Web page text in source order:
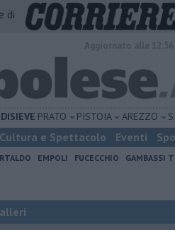
di
PRATO PISTOIA AREZZO
Cultura e Spettacolo Eventi
EMPOLI FUCECCHIO GAMBASSI